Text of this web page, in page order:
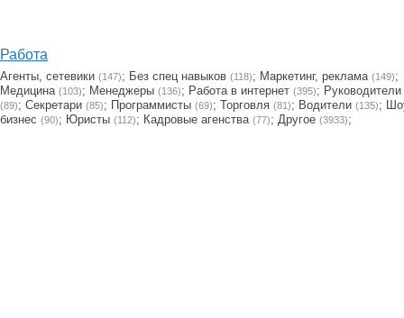
Работа
Агенты, сетевики (147); Без спец навыков (118); Маркетинг, реклама (149);
Медицина (103); Менеджеры (136); Работа в интернет (395); Руководители
(89); Секретари (85); Программисты (69); Торговля (81); Водители (135);
бизнес (90); Юристы (112); Кадровые агенства (77); Другое (3933);